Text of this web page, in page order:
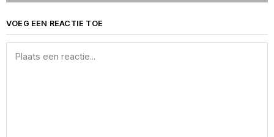
VOEG EEN REACTIE TOE